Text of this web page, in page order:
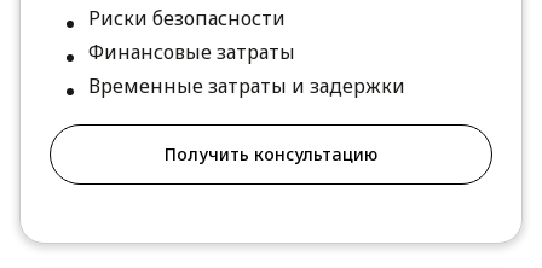
Риски безопасности
Финансовые затраты
Временные затраты и задержки
Получить консультацию